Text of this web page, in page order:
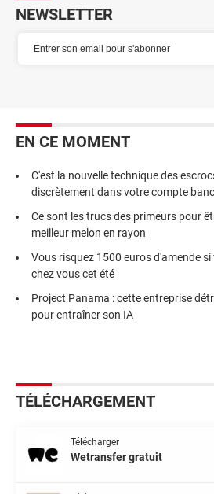
NEWSLETTER
EN CE MOMENT
C'est la nouvelle technique des
discrètement dans votre compte
Ce sont les trucs des primeurs pour
meilleur melon en rayon
Vous risquez 1500 euros d'amende si
chez vous cet été
Project Panama : cette entreprise
pour entraîner son IA
TÉLÉCHARGEMENT
Télécharger
Wetransfer gratuit